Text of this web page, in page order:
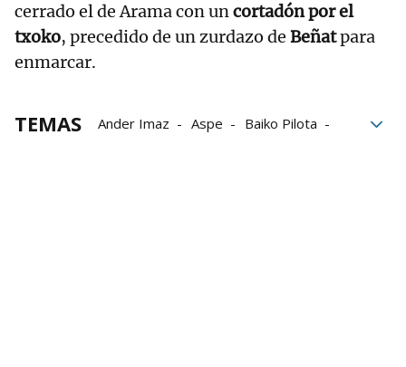
cerrado el de Arama con uncortadón por el
txoko, precedido de un zurdazo de Beñatpara
enmarcar.
TEMAS Ander Imaz Aspe
Baiko Pilota